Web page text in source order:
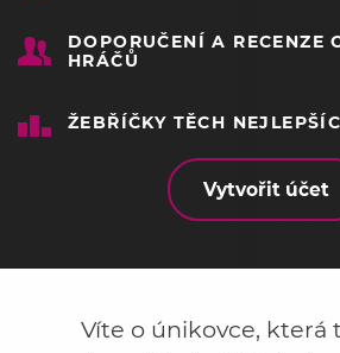
DOPORUČENÍ A RECENZE
HRÁČŮ
ŽEBŘÍČKY TĚCH
Vytvořit účet
Víte o únikovce, která